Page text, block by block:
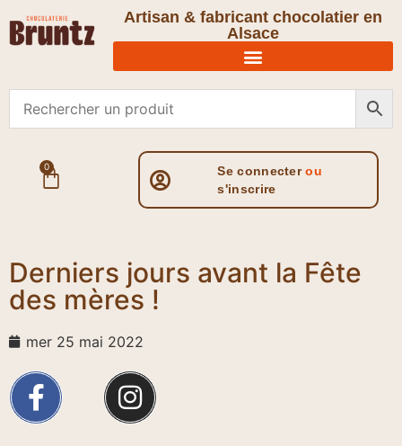
Artisan & fabricant chocolatier en
Alsace
Se connecterou
s'inscrire
0
Derniers jours avant la Fête
des mères !
mer 25 mai 2022